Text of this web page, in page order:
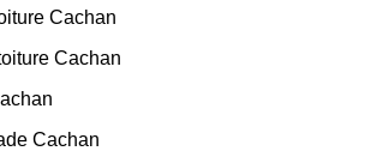
Cachan
Cachan
Cachan